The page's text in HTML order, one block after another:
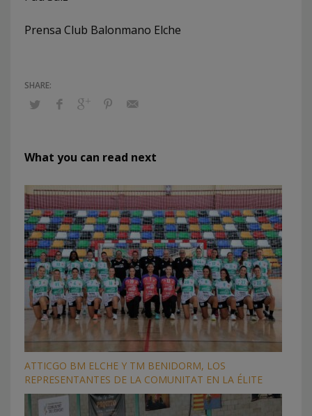
Prensa Club Balonmano Elche
What you can read next
ATTICGO BM ELCHE Y TM BENIDORM, LOS
REPRESENTANTES DE LA COMUNITAT EN LA ÉLITE